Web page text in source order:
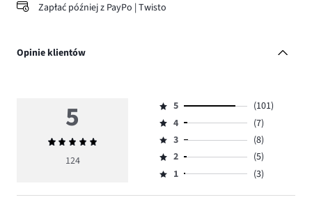
Zapłać później z PayPo | Twisto
Opinie klientów
5
Średnia
ocena
124
Ocena
5,
ilość
głosów
101.
5
(101)
Ocena
4,
ilość
głosów
4
(7)
Ocena
3,
ilość
3
(8)
Ocena
2,
2
(5)
Ocena
1,
1 (3)